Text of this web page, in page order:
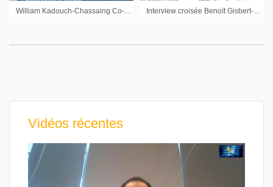
Vidéos récentes